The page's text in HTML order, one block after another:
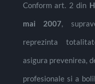
Conform art. 2 din
mai 2007,
reprezinta
asigura prevenirea,
profesionale si a